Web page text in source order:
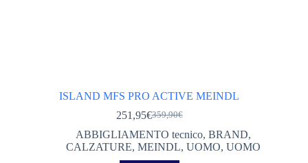
ISLAND MFS PRO ACTIVE MEINDL
359,90€
Il
prezzo
originale
251,95€Il
prezzo
attuale
ABBIGLIAMENTO tecnico, BRAND,
CALZATURE, MEINDL, UOMO, UOMO